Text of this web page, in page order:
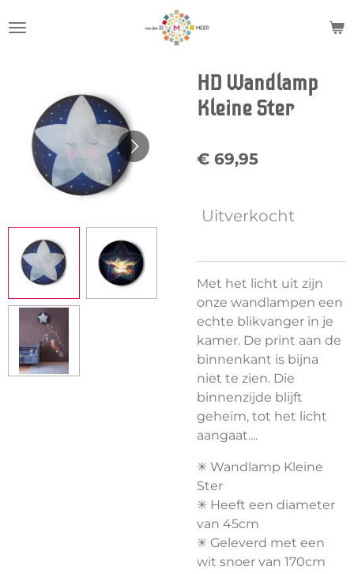
direct
hoofdinhoud
HD Wandlamp
Kleine Ster
€ 69,95
Uitverkocht
Met het licht uit zijn
onze wandlampen een
echte blikvanger in je
kamer. De print aan de
binnenkant is bijna
niet te zien. Die
binnenzijde blijft
geheim, tot het licht
aangaat....
✳︎ Wandlamp Kleine
Ster
✳︎ Heeft een diameter
van 45cm
✳︎ Geleverd met een
wit snoer van 170cm